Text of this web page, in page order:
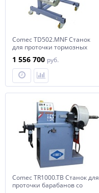
Comec TD502.MNF Станок
для проточки тормозных
автомобилей без снятия
1 556 700 руб.
Comec TR1000.TB Станок для
проточки барабанов со